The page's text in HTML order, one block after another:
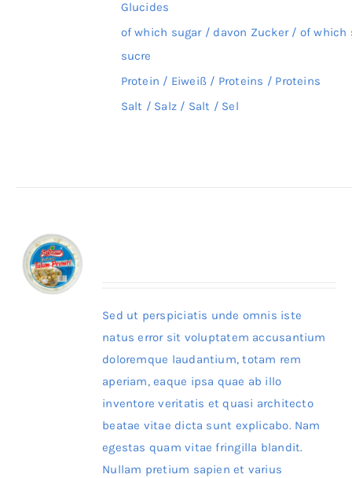
Glucides
of which sugar / davon Zucker / of which
sucre
Protein / Eiweiß / Proteins / Proteins
Salt / Salz / Salt / Sel
Sed ut perspiciatis unde omnis iste
natus error sit voluptatem accusantium
doloremque laudantium, totam rem
aperiam, eaque ipsa quae ab illo
inventore veritatis et quasi architecto
beatae vitae dicta sunt explicabo. Nam
egestas quam vitae fringilla blandit.
Nullam pretium sapien et varius